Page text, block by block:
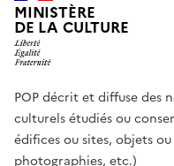
MINISTÈRE
DE LA CULTURE
POP décrit et diffuse des
culturels étudiés ou
édifices ou sites, objets
photographies, etc.)